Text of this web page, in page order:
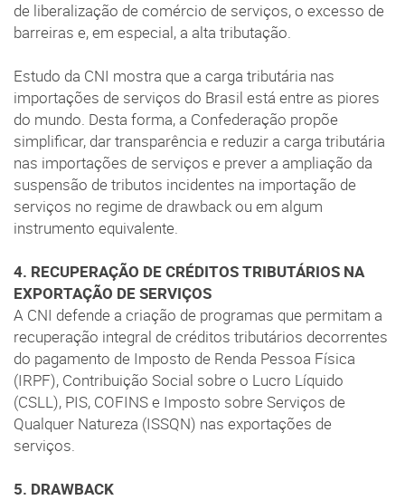
de liberalização de comércio de serviços, o excesso de
barreiras e, em especial, a alta tributação.
Estudo da CNI mostra que a carga tributária nas
importações de serviços do Brasil está entre as piores
do mundo. Desta forma, a Confederação propõe
simplificar, dar transparência e reduzir a carga tributária
nas importações de serviços e prever a ampliação da
suspensão de tributos incidentes na importação de
serviços no regime de drawback ou em algum
instrumento equivalente.
4. RECUPERAÇÃO DE CRÉDITOS TRIBUTÁRIOS NA
EXPORTAÇÃO DE SERVIÇOS
A CNI defende a criação de programas que permitam a
recuperação integral de créditos tributários decorrentes
do pagamento de Imposto de Renda Pessoa Física
(IRPF), Contribuição Social sobre o Lucro Líquido
(CSLL), PIS, COFINS e Imposto sobre Serviços de
Qualquer Natureza (ISSQN) nas exportações de
serviços.
5. DRAWBACK